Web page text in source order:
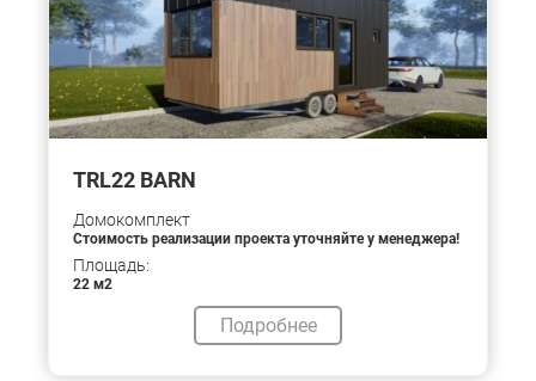
TRL22 BARN
Домокомплект
Стоимость реализации проекта уточняйте у менеджера!
Площадь:
22 м2
Подробнее